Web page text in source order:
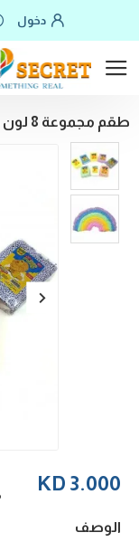
دخول
طقم مجموعة 8 لون فلين حبيبات للتشكيل
3.000 KD
الوصف